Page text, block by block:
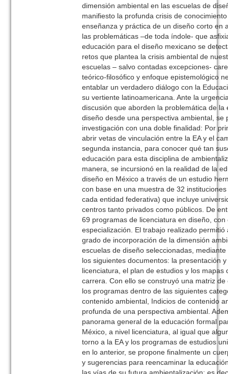
dimensión ambiental en las escuelas de
manifiesto la profunda crisis de
enseñanza y práctica de un diseño corto en
las problemáticas –de toda índole- que
educación para el diseño mexicano se
retos que plantea la crisis ambiental de
escuelas – salvo contadas excepciones-
teórico-filosófico y enfoque epistemológico
entablar un verdadero diálogo con la
su vertiente latinoamericana. Ante la
discusión que aborden la problemática de la
diseño desde una perspectiva ambiental, se
investigación con una doble finalidad: Por
abrir vetas de vinculación entre la EA y el
segunda instancia, para conocer qué tan
educación para esta disciplina de
manera, se incursionó en la realidad de la
diseño en México a través de un estudio
con base en una muestra de 32
cada entidad federativa) que incluye
centros tanto privados como públicos. De
69 programas de licenciatura en diseño,
especialización. El trabajo realizado
grado de incorporación de la dimensión
escuelas de diseño seleccionadas,
los siguientes documentos: la presentación
licenciatura, el plan de estudios y los mapas
carrera. Con ello se construyó una matriz
los programas dentro de las siguientes
contenido ambiental, Indicios de contenido
profunda de una perspectiva ambiental.
panorama general de la educación formal
México, a nivel licenciatura, al igual que
torno a la EA y los programas de estudios
en lo anterior, se propone finalmente un
y sugerencias para reencaminar la